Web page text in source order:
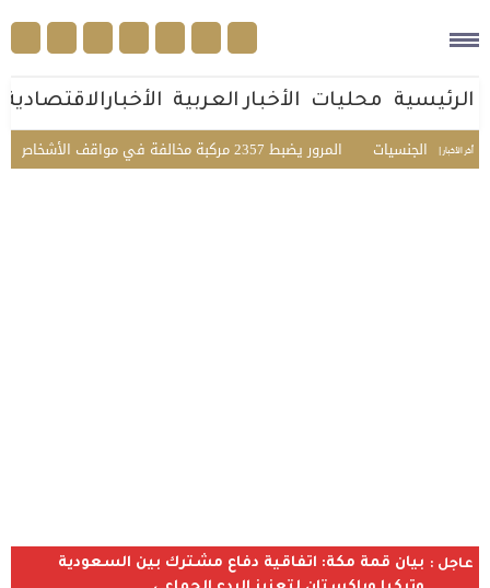
الرئيسية محليات الأخبار العربية الأخبارالاقتصادية
أخر الأخبار | المرور يضبط 2357 مركبة مخالفة في مواقف الأشخاص ذوي الإعاقة بمختلف مناطق المملكة الجنسيات
عاجل : بيان قمة مكة: اتفاقية دفاع مشترك بين السعودية